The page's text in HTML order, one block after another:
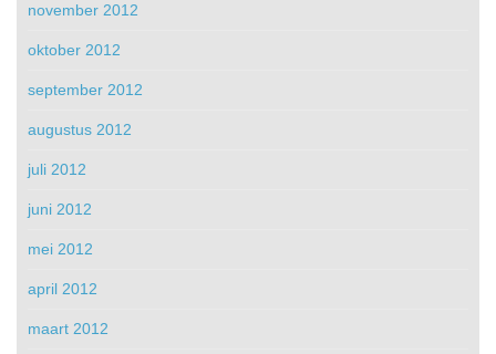
november 2012
oktober 2012
september 2012
augustus 2012
juli 2012
juni 2012
mei 2012
april 2012
maart 2012